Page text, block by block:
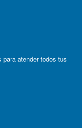
atender todos tus